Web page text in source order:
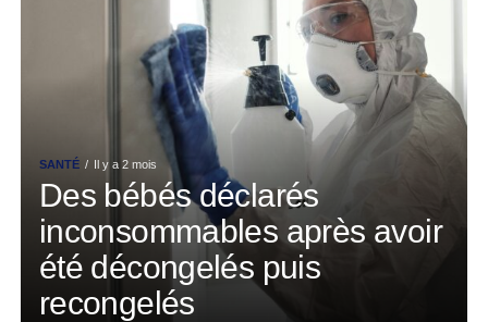
SANTÉ Il y a 2 mois
Des bébés déclarés
inconsommables après avoir
été décongelés puis
recongelés